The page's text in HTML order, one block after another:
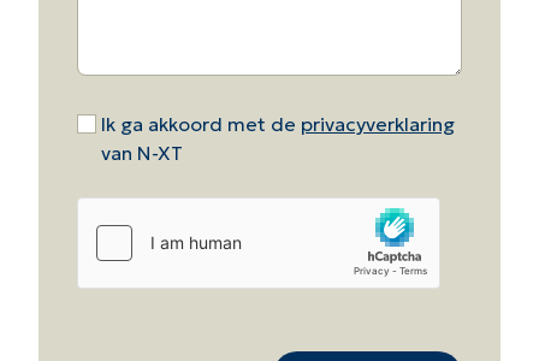
Ik ga akkoord met de privacyverklaring
van N-XT